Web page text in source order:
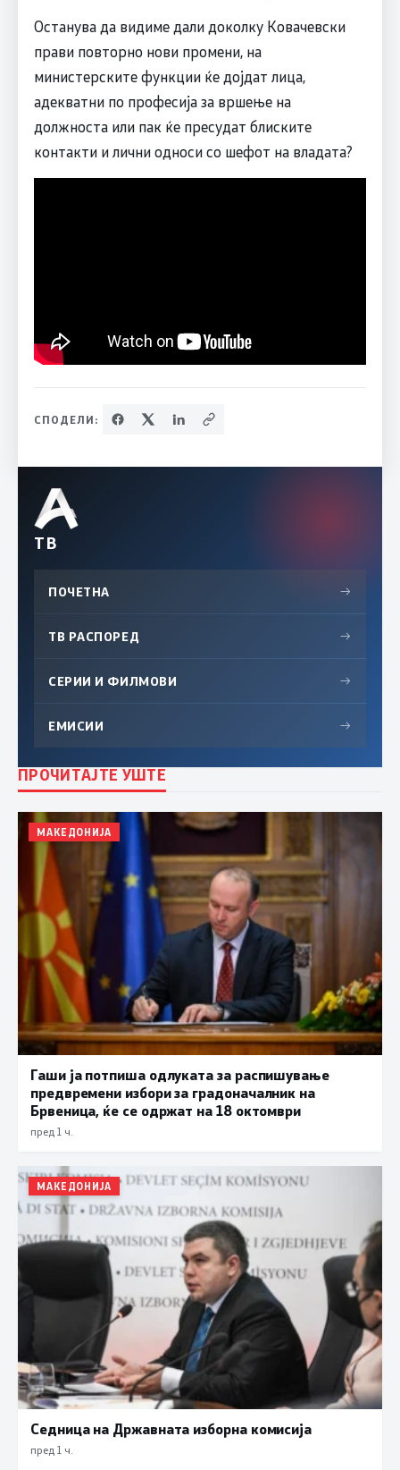
Останува да видиме дали доколку Ковачевски
прави повторно нови промени, на
министерските функции ќе дојдат лица,
адекватни по професија за вршење на
должноста или пак ќе пресудат блиските
контакти и лични односи со шефот на владата?
СПОДЕЛИ:
ТВ
ПОЧЕТНА →
ТВ РАСПОРЕД →
СЕРИИ И ФИЛМОВИ →
ЕМИСИИ →
ПРОЧИТАЈТЕ УШТЕ
МАКЕДОНИЈА
Гаши ја потпиша одлуката за распишување
предвремени избори за градоначалник на
Брвеница, ќе се одржат на 18 октомври
пред 1 ч.
МАКЕДОНИЈА
Седница на Државната изборна комисија
пред 1 ч.